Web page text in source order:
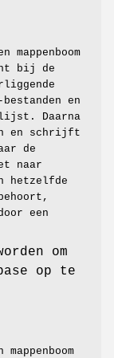
mappenboom
bij de
en
Daarna
en schrijft
de
naar
hetzelfde
een
om
op te